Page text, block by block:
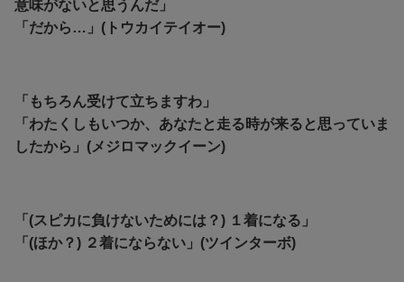
意味がないと思うんだ」
「だから…」(トウカイテイオー)
「もちろん受けて立ちますわ」
「わたくしもいつか、あなたと走る時が来ると思っていま
したから」(メジロマックイーン)
「(スピカに負けないためには？) １着になる」
「(ほか？) ２着にならない」(ツインターボ)